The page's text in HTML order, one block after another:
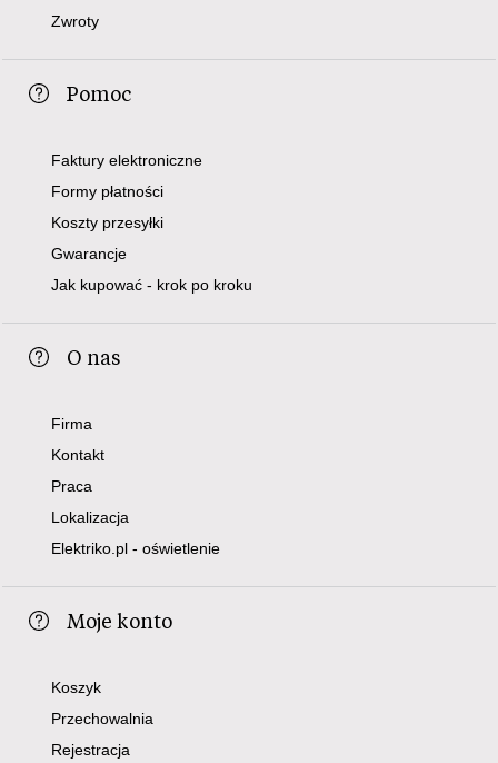
Zwroty
Pomoc
Faktury elektroniczne
Formy płatności
Koszty przesyłki
Gwarancje
Jak kupować - krok po kroku
O nas
Firma
Kontakt
Praca
Lokalizacja
Elektriko.pl - oświetlenie
Moje konto
Koszyk
Przechowalnia
Rejestracja